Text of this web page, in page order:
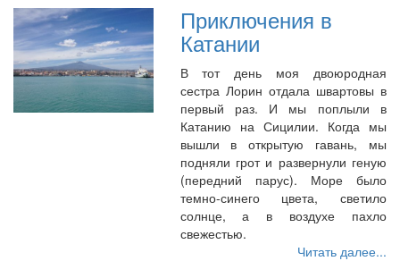
Приключения в
Катании
В тот день моя двоюродная
сестра Лорин отдала швартовы в
первый раз. И мы поплыли в
Катанию на Сицилии. Когда мы
вышли в открытую гавань, мы
подняли грот и развернули геную
(передний парус). Море было
темно-синего цвета, светило
солнце, а в воздухе пахло
свежестью.
Читать далее...